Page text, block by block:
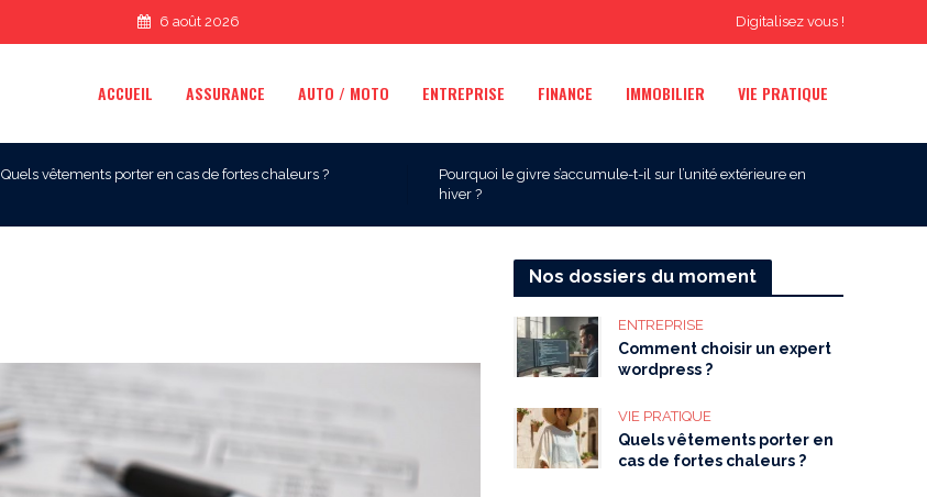
Digitalisez vous !
6 août 2026
ACCUEIL ASSURANCE AUTO / MOTO ENTREPRISE FINANCE IMMOBILIER VIE PRATIQUE
Quels vêtements porter en cas de fortes chaleurs ?
Pourquoi le givre s’accumule-t-il sur l’unité extérieure en
hiver ?
Nos dossiers du moment
ENTREPRISE
Comment choisir un expert
wordpress ?
VIE PRATIQUE
Quels vêtements porter en
cas de fortes chaleurs ?